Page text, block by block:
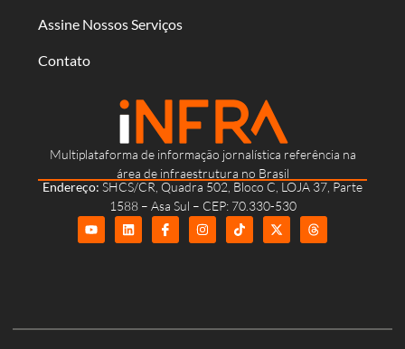
Multiplataforma de informação jornalística referência na
área de infraestrutura no Brasil
Endereço: SHCS/CR, Quadra 502, Bloco C, LOJA 37, Parte
1588 – Asa Sul – CEP: 70.330-530
Assine Nossos Serviços
Contato